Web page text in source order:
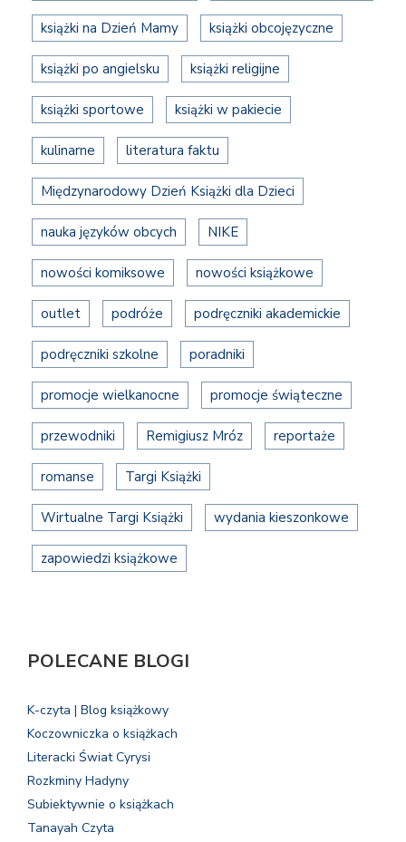
książki na Dzień Mamy książki obcojęzyczne
książki po angielsku książki religijne
książki sportowe książki w pakiecie
kulinarne literatura faktu
Międzynarodowy Dzień Książki dla Dzieci
nauka języków obcych NIKE
nowości komiksowe nowości książkowe
outlet podróże podręczniki akademickie
podręczniki szkolne poradniki
promocje wielkanocne promocje świąteczne
przewodniki Remigiusz Mróz reportaże
romanse Targi Książki
Wirtualne Targi Książki wydania kieszonkowe
zapowiedzi książkowe
POLECANE BLOGI
K-czyta | Blog książkowy
Koczowniczka o książkach
Literacki Świat Cyrysi
Rozkminy Hadyny
Subiektywnie o książkach
Tanayah Czyta